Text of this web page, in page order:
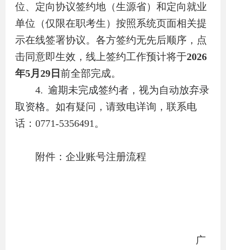
位、定向协议签约地（生源省）和定向就业
单位（仅限在职考生）按照系统页面相关提
示在线签署协议。各方签约无先后顺序，点
击同意即生效，线上签约工作预计将于2026
年5月29 日前全部完成。
4. 逾期未完成签约者，视为自动放弃录
取资格。如有疑问，请致电详询，联系电
话：0771-5356491 。
附件：企业账号注册流程
广